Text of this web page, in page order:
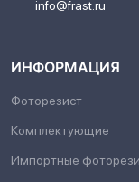
info@frast.ru
ИНФОРМАЦИЯ
Фоторезист
Комплектующие
Импортные